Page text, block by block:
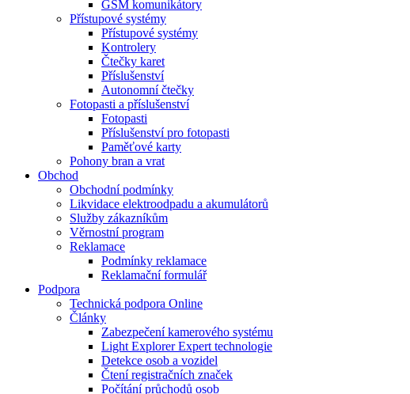
GSM komunikátory
Přístupové systémy
Přístupové systémy
Kontrolery
Čtečky karet
Příslušenství
Autonomní čtečky
Fotopasti a příslušenství
Fotopasti
Příslušenství pro fotopasti
Paměťové karty
Pohony bran a vrat
Obchod
Obchodní podmínky
Likvidace elektroodpadu a akumulátorů
Služby zákazníkům
Věrnostní program
Reklamace
Podmínky reklamace
Reklamační formulář
Podpora
Technická podpora Online
Články
Zabezpečení kamerového systému
Light Explorer Expert technologie
Detekce osob a vozidel
Čtení registračních značek
Počítání průchodů osob